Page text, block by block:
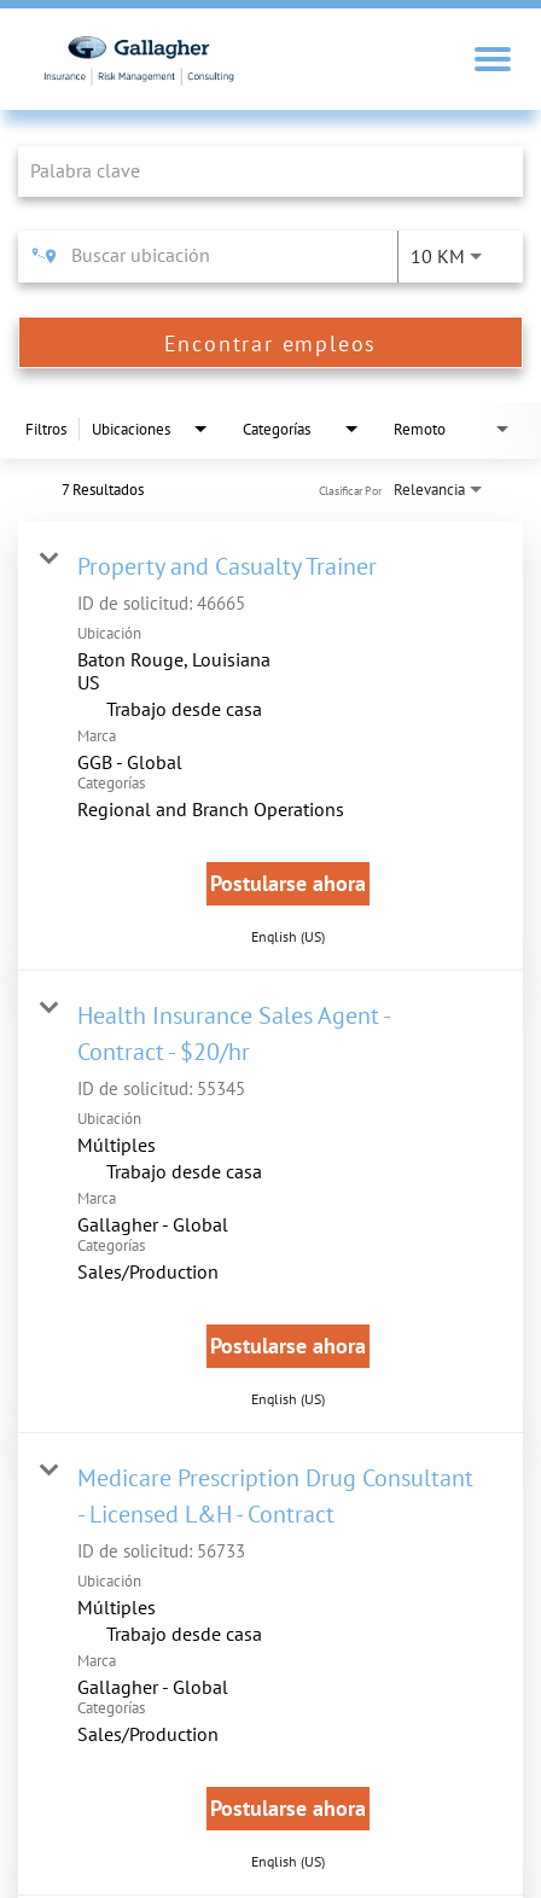
Job Search Page
10 KM
Encontrar empleos
Filtros Ubicaciones Categorías Remoto
7 Resultados Relevancia
Clasificar Por
Property and Casualty Trainer
ID de solicitud: 46665
Ubicación
Baton Rouge, Louisiana
inicio
Trabajo desde casa
Marca
GGB - Global
Categorías
Regional and Branch Operations
Postularse ahora
English (US)
Health Insurance Sales Agent -
Contract - $20/hr
ID de solicitud: 55345
Ubicación
Múltiples
inicio
Trabajo desde casa
Marca
Gallagher - Global
Categorías
Sales/Production
Postularse ahora
English (US)
Medicare Prescription Drug Consultant
- Licensed L&H - Contract
ID de solicitud: 56733
Ubicación
Múltiples
inicio
Trabajo desde casa
Marca
Gallagher - Global
Categorías
Sales/Production
Postularse ahora
English (US)